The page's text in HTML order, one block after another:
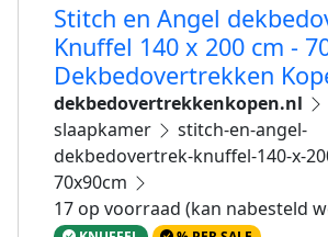
Stitch en Angel
Knuffel 140 x 200 cm -
Dekbedovertrekken
dekbedovertrekkenkopen.nl
slaapkamer
stitch-en-angel-
dekbedovertrek-knuffel-140-x-
70x90cm
17 op voorraad (kan nabesteld